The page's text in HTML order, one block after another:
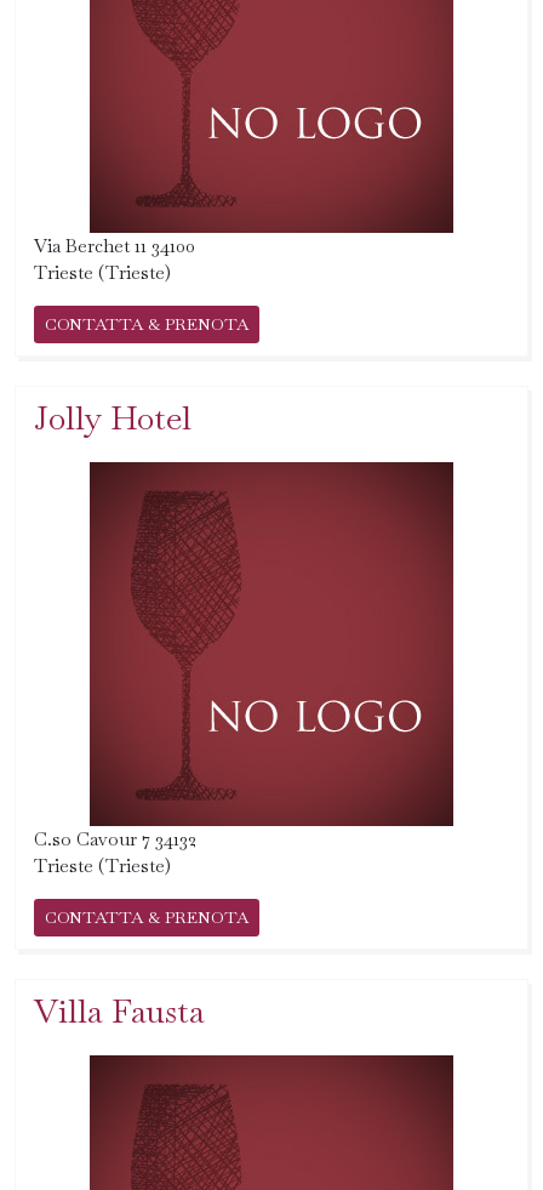
Via Berchet 11 34100
Trieste (Trieste)
CONTATTA & PRENOTA
Jolly Hotel
C.so Cavour 7 34132
Trieste (Trieste)
CONTATTA & PRENOTA
Villa Fausta